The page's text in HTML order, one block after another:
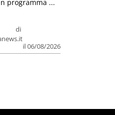
di
il 06/08/2026
programma ...